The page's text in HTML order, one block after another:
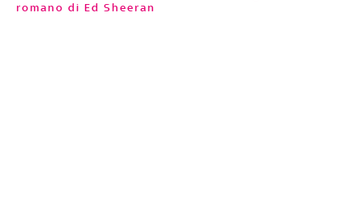
romano di Ed Sheeran